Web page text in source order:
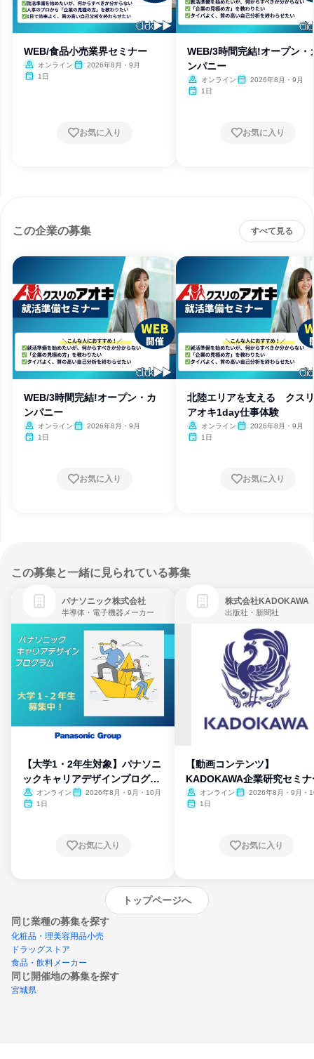
WEB/食品小売業界セミナー
オンライン
2026年8月・9月
1日
お気に入り
WEB/3時間完結!オープン・
ンパニー
オンライン
2026年8月・9月
1日
お気に入り
この企業の募集 すべて見る
WEB/3時間完結!オープン・カ
ンパニー
オンライン
2026年8月・9月
1日
お気に入り
北陸エリアを支える クス
アオキ1day仕事体験
オンライン
2026年8月・9月
1日
お気に入り
この募集と一緒に見られている募集
パナソニック株式会社
半導体・電子機器メーカー
【大学1・2年生対象】パナソニ
ックキャリアデザインプログラ
ム
オンライン
2026年8月・9月・10月
1日
お気に入り
株式会社KADOKAWA
出版社・新聞社
【動画コンテンツ】
KADOKAWA企業研究セミナ
オンライン
2026年8月・9月・
1日
お気に入り
トップページへ
同じ業種の募集を探す
化粧品・理美容用品小売
ドラッグストア
食品・飲料メーカー
同じ開催地の募集を探す
宮城県